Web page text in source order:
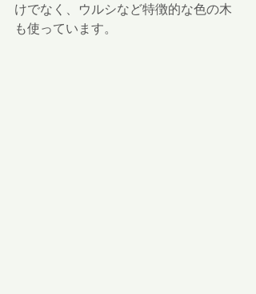
けでなく、ウルシなど特徴的な色の木
も使っています。